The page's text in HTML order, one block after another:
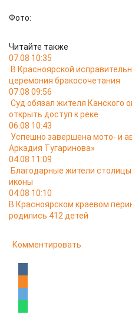
Фото:
Читайте также
07.08 10:35
В Красноярской
церемония бракосочетания
07.08 09:56
Суд обязал жителя Канского
открыть доступ к реке
06.08 10:43
Успешно завершена мото- и
Аркадия Тугаринова»
04.08 11:09
Благодарные жители
иконы
04.08 10:10
В Красноярском краевом
родились 412 детей
Комментировать